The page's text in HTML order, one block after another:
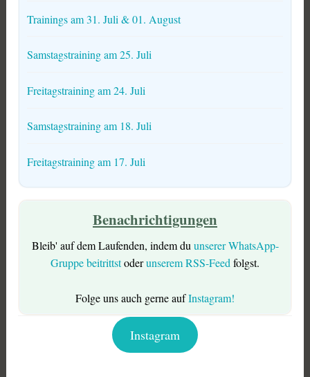
Trainings am 31. Juli & 01. August
Samstagstraining am 25. Juli
Freitagstraining am 24. Juli
Samstagstraining am 18. Juli
Freitagstraining am 17. Juli
Benachrichtigungen
Bleib' auf dem Laufenden, indem du unserer WhatsApp-
Gruppe beitrittstoderunserem RSS-Feed folgst.
Folge uns auch gerne aufInstagram!
Instagram